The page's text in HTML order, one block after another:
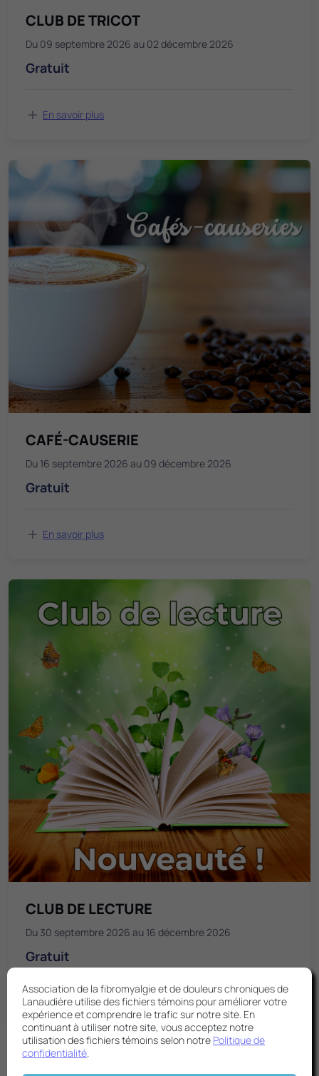
CLUB DE TRICOT
Du 09 septembre 2026 au 02 décembre 2026
Gratuit
En savoir plus
CAFÉ-CAUSERIE
Du 16 septembre 2026 au 09 décembre 2026
Gratuit
En savoir plus
CLUB DE LECTURE
Du 30 septembre 2026 au 16 décembre 2026
Gratuit
En savoir plus
Association de la fibromyalgie et de douleurs chroniques de
Lanaudière utilise des fichiers témoins pour améliorer votre
expérience et comprendre le trafic sur notre site. En
continuant à utiliser notre site, vous acceptez notre
utilisation des fichiers témoins selon notre Politique de
confidentialité.